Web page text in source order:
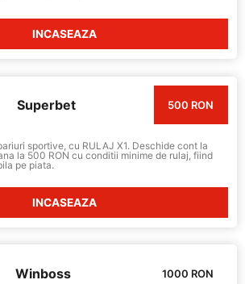
INCASEAZA
Superbet 500 RON
sportive, cu RULAJ X1. Deschide cont la
la 500 RON cu conditii minime de rulaj, fiind
pe piata.
INCASEAZA
Winboss 1000 RON